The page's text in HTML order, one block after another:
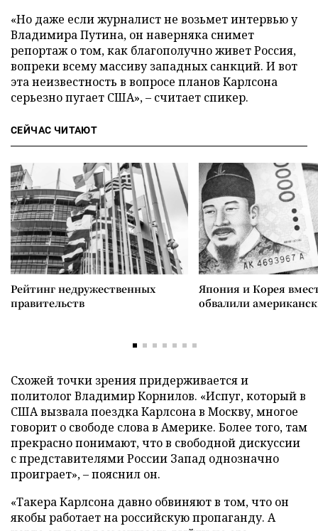
«Но даже если журналист не возьмет интервью у
Владимира Путина, он наверняка снимет
репортаж о том, как благополучно живет Россия,
вопреки всему массиву западных санкций. И вот
эта неизвестность в вопросе планов Карлсона
серьезно пугает США», – считает спикер.
СЕЙЧАС ЧИТАЮТ
Рейтинг недружественных
правительств
Япония и Корея
обвалили
Схожей точки зрения придерживается и
политолог Владимир Корнилов. «Испуг, который в
США вызвала поездка Карлсона в Москву, многое
говорит о свободе слова в Америке. Более того, там
прекрасно понимают, что в свободной дискуссии
с представителями России Запад однозначно
проиграет», – пояснил он.
«Такера Карлсона давно обвиняют в том, что он
якобы работает на российскую пропаганду. А